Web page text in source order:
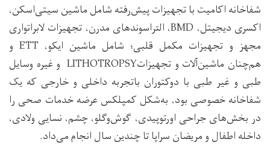
شفاخانه اکامیت با تجهیزات پیش‌رفته شامل ماشین سیتی‌اسکن،
اکسری دیجیتل، BMD، التراسوندهای مدرن، تجهیزات لابراتواری
مجهز و تجهیزات مکمل قلبی؛ شامل ماشین ایکو، ETT و
هم‌چنان ماشین‌آلات و تجهیزاتLITHOTROPSY و غیره وسایل
طبی و غیر طبی با دوکتوران باتجربه داخلی و خارجی که یک
شفاخانه خصوصی بود، به‌شکل کمپلکس عرضه خدمات صحی را
در بخش‌های جراحی اورتوپیدی، گوش‌وگلو، چشم، نسایی ولادی،
داخله اطفال و مریضان سراپا تا چندین سال انجام می‌داد.